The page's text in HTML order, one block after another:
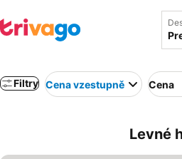
Filtry Cena vzestupně Cena
Levné